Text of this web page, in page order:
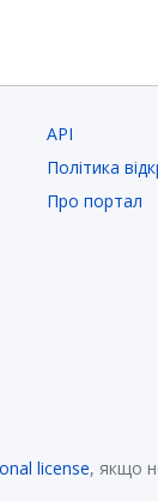
API
Політика
Про портал
license, якщо